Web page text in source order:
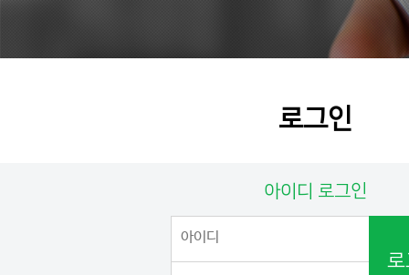
로그인
아이디 로그인